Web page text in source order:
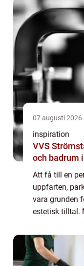
07 augusti 2026
inspiration
VVS
och badrum
Att få till en
uppfarten,
vara grunden
estetisk tilltal.
faktorer at...